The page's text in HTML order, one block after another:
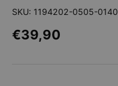
SKU: 1194202-0505-0140
Normaler Preis
€39,90